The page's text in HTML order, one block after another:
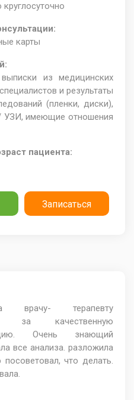
карты
из медицинских
и результаты
(пленки, диски),
УЗИ, имеющие отношения
пациента:
Записаться
врачу- терапевту
за качественную
Очень знающий
все анализа. разложила
что делать.